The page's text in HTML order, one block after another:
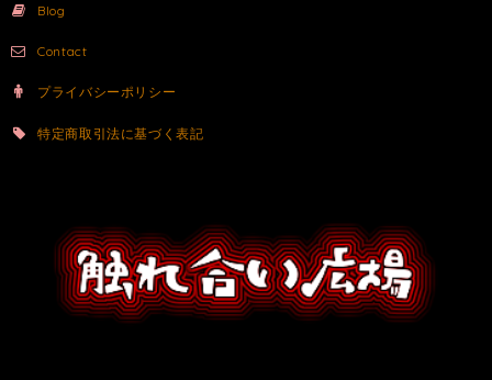
Blog
Contact
プライバシーポリシー
特定商取引法に基づく表記